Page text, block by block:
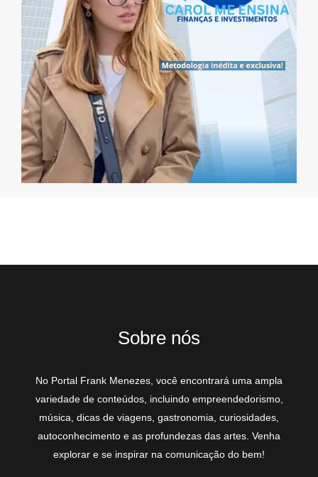
Sobre nós
No Portal Frank Menezes, você encontrará uma ampla
variedade de conteúdos, incluindo empreendedorismo,
música, dicas de viagens, gastronomia, curiosidades,
autoconhecimento e as profundezas das artes. Venha
explorar e se inspirar na comunicação do bem!